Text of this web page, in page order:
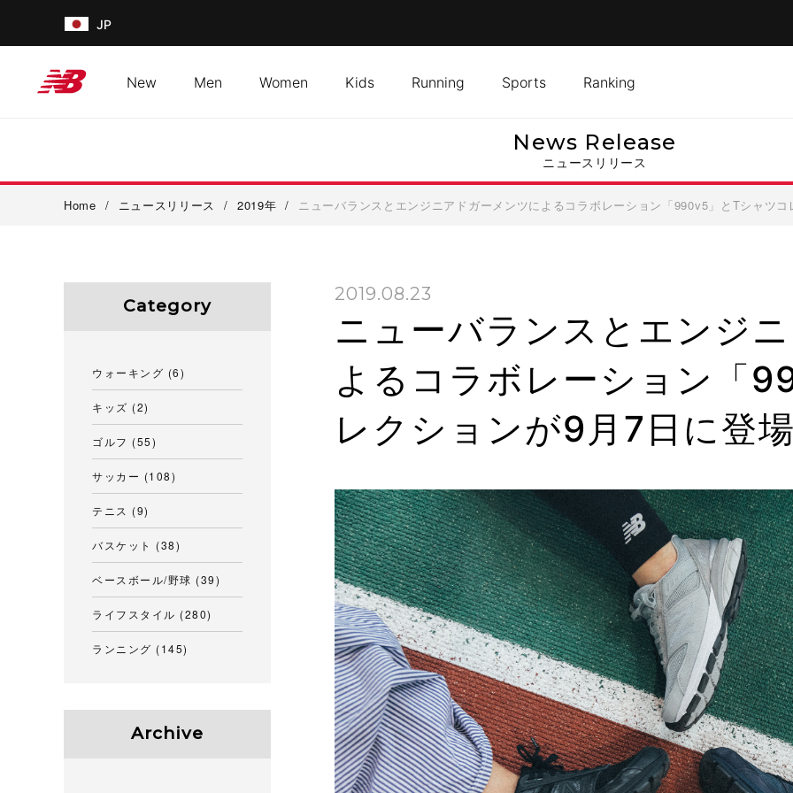
JP
New Men Women Kids Running Sports Ranking
News Release
ニュースリリース
Home / ニュースリリース / 2019年 / ニューバランスとエンジニアドガーメンツによるコラボレーション「990v5」とTシャツ
2019.08.23
ニューバランスとエンジ
よるコラボレーション「
レクションが9月7日に登
Category
ウォーキング (6)
キッズ (2)
ゴルフ (55)
サッカー (108)
テニス (9)
バスケット (38)
ベースボール/野球 (39)
ライフスタイル (280)
ランニング (145)
Archive